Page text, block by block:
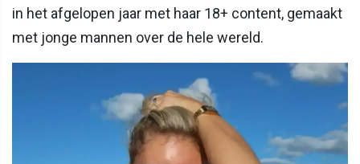
in het afgelopen jaar met haar 18+ content, gemaakt
met jonge mannen over de hele wereld.